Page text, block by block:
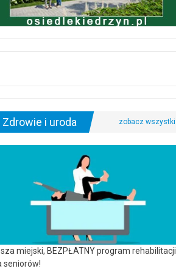
Zdrowie i uroda
miejski, BEZPŁATNY program rehabilitacji
seniorów!